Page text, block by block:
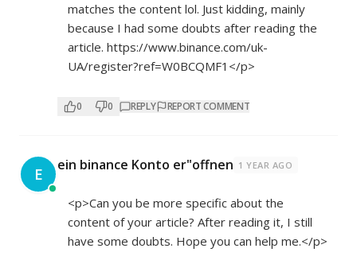
matches the content lol. Just kidding, mainly
because I had some doubts after reading the
article. https://www.binance.com/uk-
UA/register?ref=W0BCQMF1</p>
0 0 REPLY REPORT COMMENT
E ein binance Konto er"offnen 1 YEAR AGO
<p>Can you be more specific about the
content of your article? After reading it, I still
have some doubts. Hope you can help me.</p>